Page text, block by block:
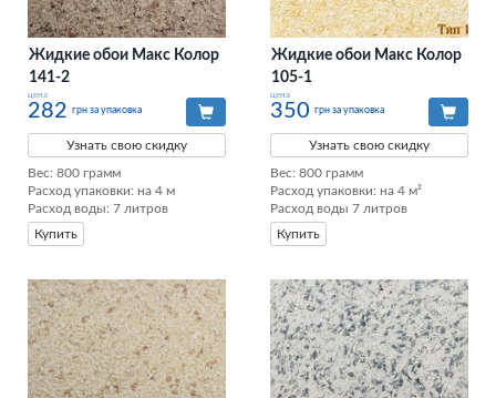
Жидкие обои Макс Колор
141-2
цена
282 грн за упаковка
Узнать свою скидку
Вес: 800 грамм
Расход упаковки: на 4 м
Расход воды: 7 литров
Купить
Жидкие обои Макс Колор
105-1
цена
350 грн за упаковка
Узнать свою скидку
Вес: 800 грамм
Расход упаковки: на 4 м²
Расход воды 7 литров
Купить